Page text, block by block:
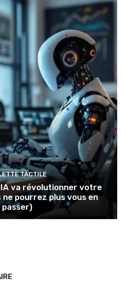
TACTILE
va révolutionner votre
pourrez plus vous en
passer)